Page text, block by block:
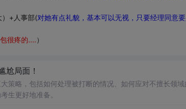
+人事部(对她有点礼貌，基本可以无视，只要经理同意
很疼的....）
尬局面！
策略，包括如何处理被打断的情况、如何应对不擅长领域
生更好地准备。